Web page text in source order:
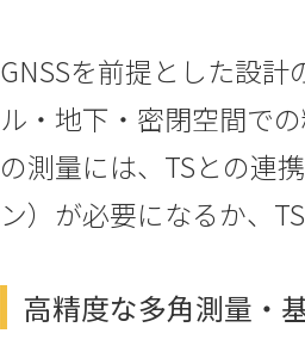
GNSSを前提とした設
ル・地下・密閉空間で
の測量には、TSとの連
ン）が必要になるか、
高精度な多角測量・